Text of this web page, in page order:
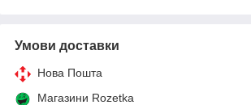
Умови доставки
Нова Пошта
Магазини Rozetka